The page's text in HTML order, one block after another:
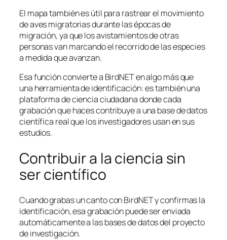
El mapa también es útil para rastrear el movimiento
de aves migratorias durante las épocas de
migración, ya que los avistamientos de otras
personas van marcando el recorrido de las especies
a medida que avanzan.
Esa función convierte a BirdNET en algo más que
una herramienta de identificación: es también una
plataforma de ciencia ciudadana donde cada
grabación que haces contribuye a una base de datos
científica real que los investigadores usan en sus
estudios.
Contribuir a la ciencia sin
ser científico
Cuando grabas un canto con BirdNET y confirmas la
identificación, esa grabación puede ser enviada
automáticamente a las bases de datos del proyecto
de investigación.